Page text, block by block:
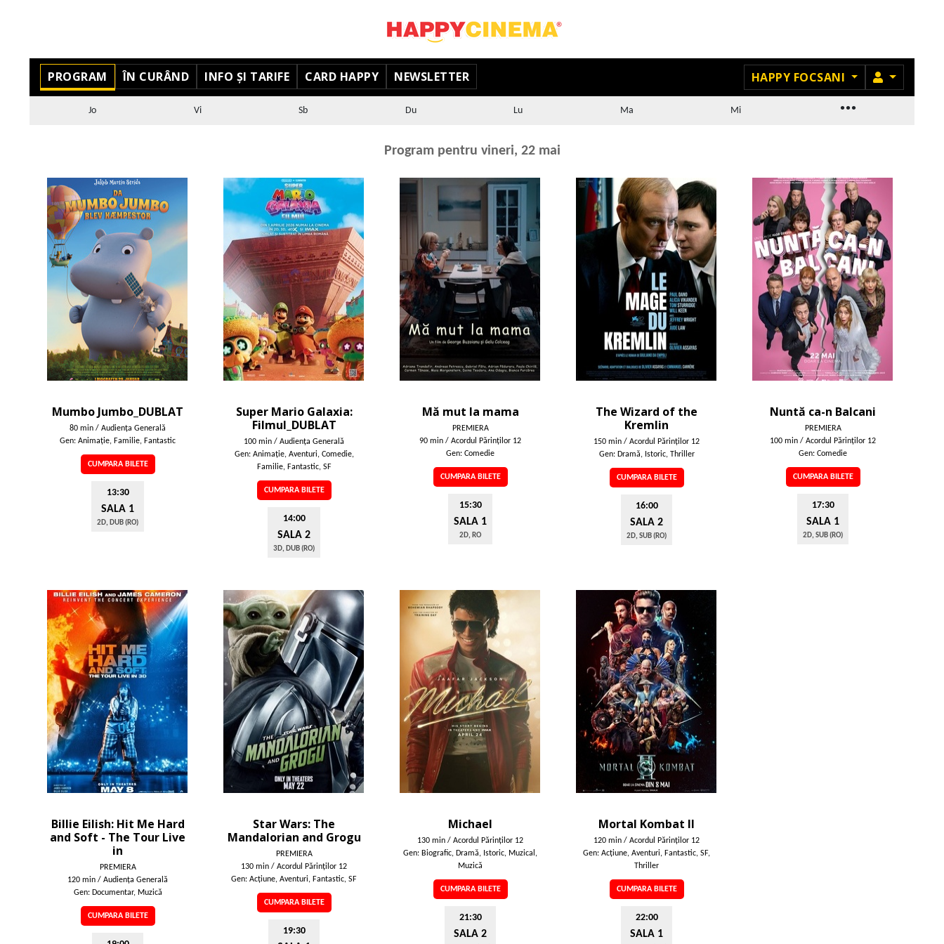
PROGRAM ÎN CURÂND INFO ȘI TARIFE CARD HAPPY NEWSLETTER HAPPY FOCSANI MEMBRU
Jo Vi Sb Du Lu Ma Mi ...
Program pentru vineri, 22 mai
Mumbo Jumbo_DUBLAT
80 min / Audienţa Generală
Gen: Animaţie, Familie, Fantastic
CUMPARA BILETE
13:30
SALA 1
2D, DUB (RO)
Super Mario Galaxia:
Filmul_DUBLAT
100 min / Audienţa Generală
Gen: Animaţie, Aventuri, Comedie,
Familie, Fantastic, SF
CUMPARA BILETE
14:00
SALA 2
3D, DUB (RO)
Mă mut la mama
PREMIERA
90 min / Acordul Părinţilor 12
Gen: Comedie
CUMPARA BILETE
15:30
SALA 1
2D, RO
The Wizard of the
Kremlin
150 min / Acordul Părinţilor 12
Gen: Dramă, Istoric, Thriller
CUMPARA BILETE
16:00
SALA 2
2D, SUB (RO)
Nuntă ca-n Balcani
PREMIERA
100 min / Acordul Părinţilor 12
Gen: Comedie
CUMPARA BILETE
17:30
SALA 1
2D, SUB (RO)
Billie Eilish: Hit Me Hard
and Soft - The Tour Live
in
PREMIERA
120 min / Audienţa Generală
Gen: Documentar, Muzică
CUMPARA BILETE
Star Wars: The
Mandalorian and Grogu
PREMIERA
130 min / Acordul Părinţilor 12
Gen: Acţiune, Aventuri, Fantastic, SF
CUMPARA BILETE
19:30
Michael
130 min / Acordul Părinţilor 12
Gen: Biografic, Dramă, Istoric, Muzical,
Muzică
CUMPARA BILETE
21:30
SALA 2
Mortal Kombat II
120 min / Acordul Părinţilor 12
Gen: Acţiune, Aventuri, Fantastic, SF,
Thriller
CUMPARA BILETE
22:00
SALA 1